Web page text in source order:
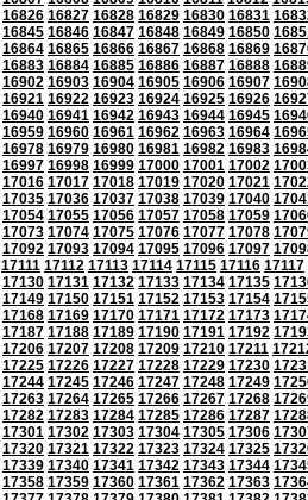
16826 16827 16828 16829 16830 16831
16845 16846 16847 16848 16849 16850
16864 16865 16866 16867 16868 16869
16883 16884 16885 16886 16887 16888
16902 16903 16904 16905 16906 16907
16921 16922 16923 16924 16925 16926
16940 16941 16942 16943 16944 16945
16959 16960 16961 16962 16963 16964
16978 16979 16980 16981 16982 16983
16997 16998 16999 17000 17001 17002
17016 17017 17018 17019 17020 17021
17035 17036 17037 17038 17039 17040
17054 17055 17056 17057 17058 17059
17073 17074 17075 17076 17077 17078
17092 17093 17094 17095 17096 17097
17111 17112 17113 17114 17115 17116 17117
17130 17131 17132 17133 17134 17135
17149 17150 17151 17152 17153 17154
17168 17169 17170 17171 17172 17173
17187 17188 17189 17190 17191 17192
17206 17207 17208 17209 17210 17211
17225 17226 17227 17228 17229 17230
17244 17245 17246 17247 17248 17249
17263 17264 17265 17266 17267 17268
17282 17283 17284 17285 17286 17287
17301 17302 17303 17304 17305 17306
17320 17321 17322 17323 17324 17325
17339 17340 17341 17342 17343 17344
17358 17359 17360 17361 17362 17363